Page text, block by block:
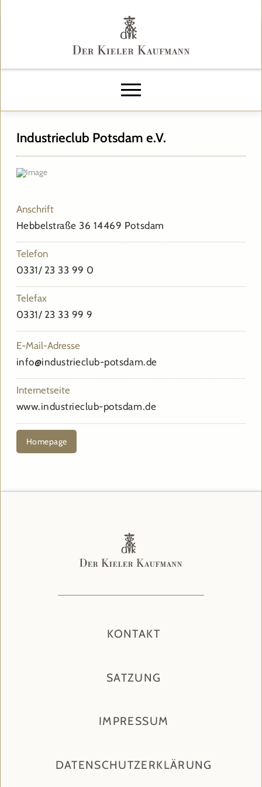
Industrieclub Potsdam e.V.
Anschrift
Hebbelstraße 36 14469 Potsdam
Telefon
0331/ 23 33 99 0
Telefax
0331/ 23 33 99 9
E-Mail-Adresse
info@industrieclub-potsdam.de
Internetseite
www.industrieclub-potsdam.de
Homepage
KONTAKT
SATZUNG
IMPRESSUM
DATENSCHUTZERKLÄRUNG